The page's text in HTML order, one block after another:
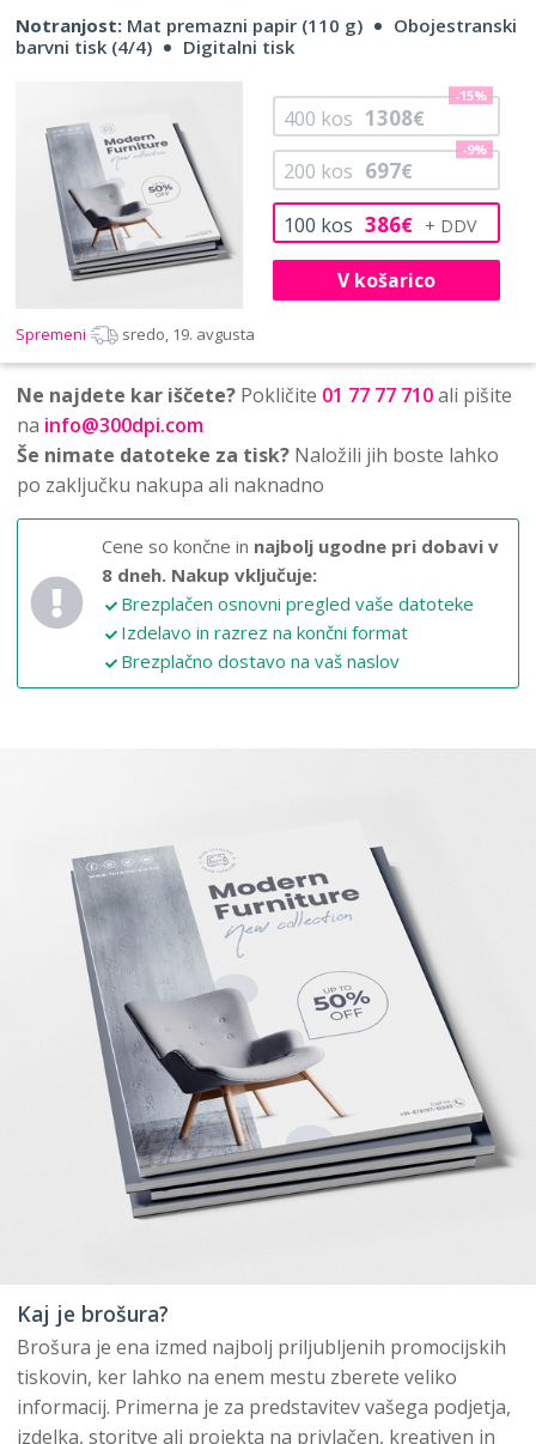
Notranjost: Mat premazni papir (110 g)
Obojestranski
barvni tisk (4/4)
Digitalni tisk
100 kos 386€
200 kos 697€
-9%
400 kos 1308€
-15%
V košarico
Spremeni sredo, 19. avgusta
Ne najdete kar iščete? Pokličite 01 77 77 710ali pišite
na info@300dpi.com
Še nimate datoteke za tisk? Naložili jih boste lahko
po zaključku nakupa ali naknadno
Cene so končne in najbolj ugodne pri dobavi v
8 dneh. Nakup vključuje:
Brezplačen osnovni pregled vaše datoteke
Izdelavo in razrez na končni format
Brezplačno dostavo na vaš naslov
Kaj je brošura?
Brošura je ena izmed najbolj priljubljenih promocijskih
tiskovin, ker lahko na enem mestu zberete veliko
informacij. Primerna je za predstavitev vašega podjetja,
izdelka, storitve ali projekta na privlačen, kreativen in